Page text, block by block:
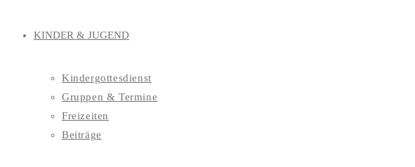
KINDER & JUGEND
Kindergottesdienst
Gruppen & Termine
Freizeiten
Beiträge